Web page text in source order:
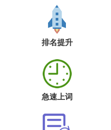
排名提升
急速上词